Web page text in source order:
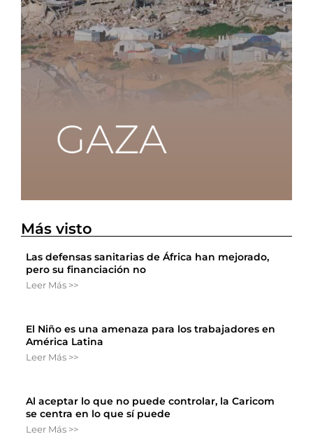
Más visto
Las defensas sanitarias de África han mejorado,
pero su financiación no
Leer Más >>
El Niño es una amenaza para los trabajadores en
América Latina
Leer Más >>
Al aceptar lo que no puede controlar, la Caricom
se centra en lo que sí puede
Leer Más >>